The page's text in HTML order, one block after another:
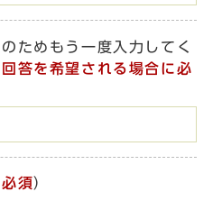
ためもう一度入力してく
答を希望される場合に必
必須）